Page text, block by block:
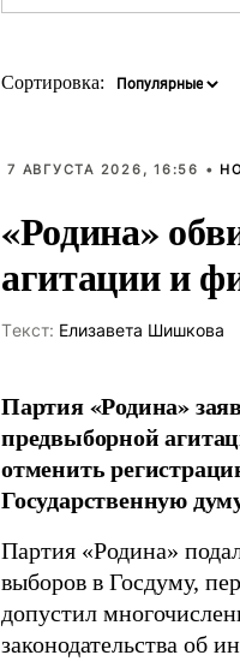
Сортировка:
7 АВГУСТА 2026, 16:56 •
«Родина»
агитации и
Tекст: Елизавета Шишкова
Партия «Родина»
предвыборной
отменить
Государственную
Партия «Родина»
выборов в Госдуму,
допустил
законодательства об